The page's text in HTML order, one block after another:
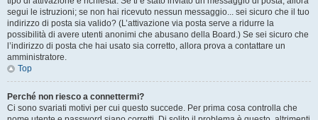
segui le istruzioni; se non hai ricevuto nessun messaggio... sei sicuro che il tuo
indirizzo di posta sia valido? (L’attivazione via posta serve a ridurre la
possibilità di avere utenti anonimi che abusano della Board.) Se sei sicuro che
l’indirizzo di posta che hai usato sia corretto, allora prova a contattare un
amministratore.
Top
Perché non riesco a connettermi?
Ci sono svariati motivi per cui questo succede. Per prima cosa controlla che